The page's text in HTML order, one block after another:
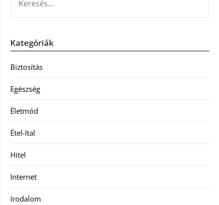
Kategóriák
Biztosítás
Egészség
Életmód
Étel-Ital
Hitel
Internet
Irodalom